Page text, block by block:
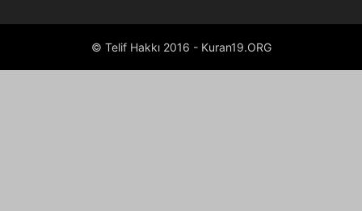
© Telif Hakkı 2016 - Kuran19.ORG